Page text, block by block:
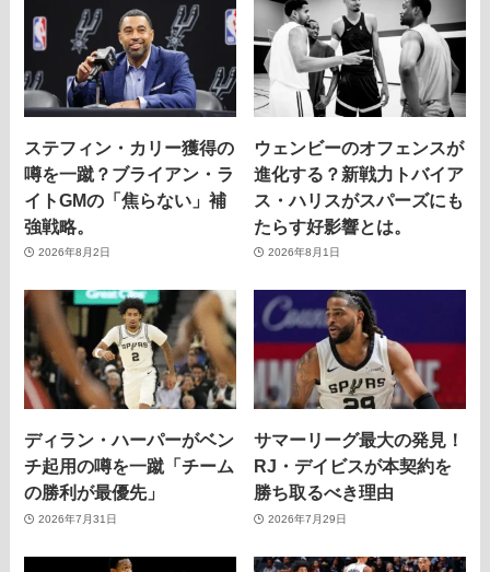
ステフィン・カリー獲得の
噂を一蹴？ブライアン・ラ
イトGMの「焦らない」補
強戦略。
2026年8月2日
ウェンビーのオフェンスが
進化する？新戦力トバイア
ス・ハリスがスパーズにも
たらす好影響とは。
2026年8月1日
ディラン・ハーパーがベン
チ起用の噂を一蹴「チーム
の勝利が最優先」
2026年7月31日
サマーリーグ最大の発見！
RJ・デイビスが本契約を
勝ち取るべき理由
2026年7月29日